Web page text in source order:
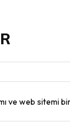
ve web sitemi